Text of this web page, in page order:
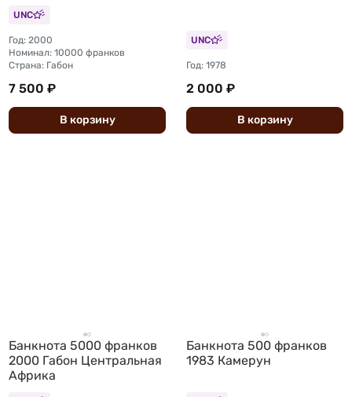
UNC
Год: 2000
Номинал: 10000 франков
Страна: Габон
7 500 ₽
В корзину
UNC
Год: 1978
2 000 ₽
В корзину
Банкнота 5000 франков
2000 Габон Центральная
Африка
Банкнота 500 франков
1983 Камерун